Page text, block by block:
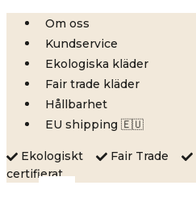
Skip
content
Om oss
Kundservice
Ekologiska kläder
Fair trade kläder
Hållbarhet
EU shipping 🇪🇺
Ekologiskt Fair Trade
certifierat